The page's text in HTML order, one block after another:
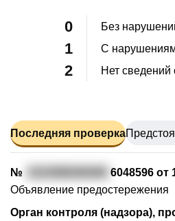
0
1
2
Без
С
Нет сведений
Последняя проверка
№
6048596 от
Объявление предостережения
Орган контроля (надзора),